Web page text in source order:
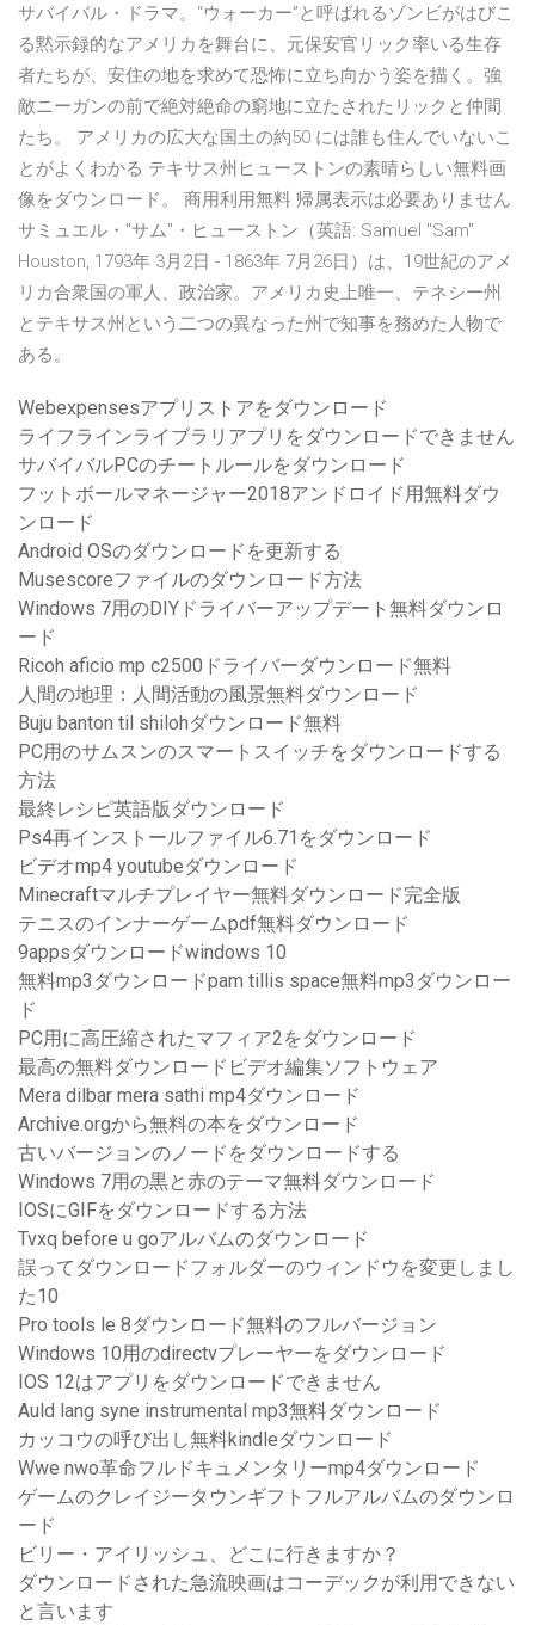
サバイバル・ドラマ。“ウォーカー”と呼ばれるゾンビがはびこ
る黙示録的なアメリカを舞台に、元保安官リック率いる生存
者たちが、安住の地を求めて恐怖に立ち向かう姿を描く。強
敵ニーガンの前で絶対絶命の窮地に立たされたリックと仲間
たち。 アメリカの広大な国土の約50 には誰も住んでいないこ
とがよくわかる テキサス州ヒューストンの素晴らしい無料画
像をダウンロード。 商用利用無料 帰属表示は必要ありません
サミュエル・"サム"・ヒューストン（英語: Samuel "Sam"
Houston, 1793年 3月2日 - 1863年 7月26日）は、19世紀のアメ
リカ合衆国の軍人、政治家。アメリカ史上唯一、テネシー州
とテキサス州という二つの異なった州で知事を務めた人物で
ある。
Webexpensesアプリストアをダウンロード
ライフラインライブラリアプリをダウンロードできません
サバイバルPCのチートルールをダウンロード
フットボールマネージャー2018アンドロイド用無料ダウ
ンロード
Android OSのダウンロードを更新する
Musescoreファイルのダウンロード方法
Windows 7用のDIYドライバーアップデート無料ダウンロ
ード
Ricoh aficio mp c2500ドライバーダウンロード無料
人間の地理：人間活動の風景無料ダウンロード
Buju banton til shilohダウンロード無料
PC用のサムスンのスマートスイッチをダウンロードする
方法
最終レシピ英語版ダウンロード
Ps4再インストールファイル6.71をダウンロード
ビデオmp4 youtubeダウンロード
Minecraftマルチプレイヤー無料ダウンロード完全版
テニスのインナーゲームpdf無料ダウンロード
9appsダウンロードwindows 10
無料mp3ダウンロードpam tillis space無料mp3ダウンロー
ド
PC用に高圧縮されたマフィア2をダウンロード
最高の無料ダウンロードビデオ編集ソフトウェア
Mera dilbar mera sathi mp4ダウンロード
Archive.orgから無料の本をダウンロード
古いバージョンのノードをダウンロードする
Windows 7用の黒と赤のテーマ無料ダウンロード
IOSにGIFをダウンロードする方法
Tvxq before u goアルバムのダウンロード
誤ってダウンロードフォルダーのウィンドウを変更しまし
た10
Pro tools le 8ダウンロード無料のフルバージョン
Windows 10用のdirectvプレーヤーをダウンロード
IOS 12はアプリをダウンロードできません
Auld lang syne instrumental mp3無料ダウンロード
カッコウの呼び出し無料kindleダウンロード
Wwe nwo革命フルドキュメンタリーmp4ダウンロード
ゲームのクレイジータウンギフトフルアルバムのダウンロ
ード
ビリー・アイリッシュ、どこに行きますか？
ダウンロードされた急流映画はコーデックが利用できない
と言います